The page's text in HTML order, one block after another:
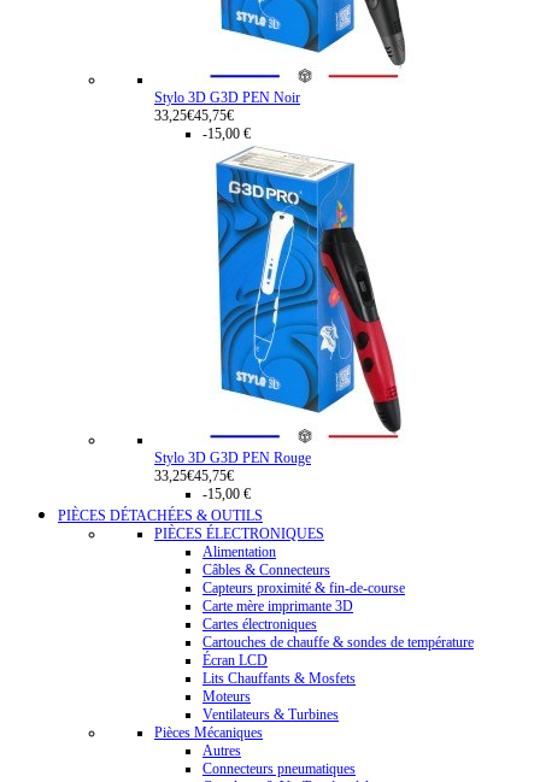
Stylo 3D G3D PEN Noir
33,25€45,75€
-15,00 €
Stylo 3D G3D PEN Rouge
33,25€45,75€
-15,00 €
PIÈCES DÉTACHÉES & OUTILS
PIÈCES ÉLECTRONIQUES
Alimentation
Câbles & Connecteurs
Capteurs proximité & fin-de-course
Carte mère imprimante 3D
Cartes électroniques
Cartouches de chauffe & sondes de température
Écran LCD
Lits Chauffants & Mosfets
Moteurs
Ventilateurs & Turbines
Pièces Mécaniques
Autres
Connecteurs pneumatiques